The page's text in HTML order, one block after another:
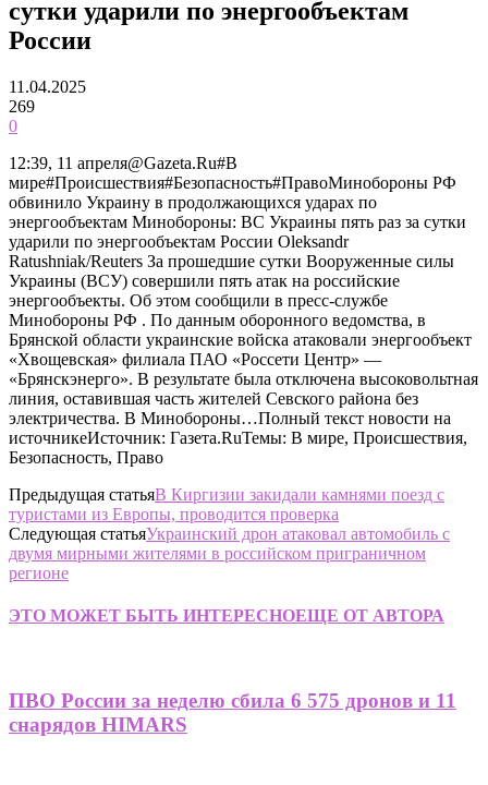
сутки ударили по энергообъектам
России
11.04.2025
269
0
12:39, 11 апреля@Gazeta.Ru#В
мире#Происшествия#Безопасность#ПравоМинобороны РФ
обвинило Украину в продолжающихся ударах по
энергообъектам Минобороны: ВС Украины пять раз за сутки
ударили по энергообъектам России Oleksandr
Ratushniak/Reuters За прошедшие сутки Вооруженные силы
Украины (ВСУ) совершили пять атак на российские
энергообъекты. Об этом сообщили в пресс-службе
Минобороны РФ . По данным оборонного ведомства, в
Брянской области украинские войска атаковали энергообъект
«Хвощевская» филиала ПАО «Россети Центр» —
«Брянскэнерго». В результате была отключена высоковольтная
линия, оставившая часть жителей Севского района без
электричества. В Минобороны…Полный текст новости на
источникеИсточник: Газета.RuТемы: В мире, Происшествия,
Безопасность, Право
Предыдущая статьяВ Киргизии закидали камнями поезд с
туристами из Европы, проводится проверка
Следующая статьяУкраинский дрон атаковал автомобиль с
двумя мирными жителями в российском приграничном
регионе
ЭТО МОЖЕТ БЫТЬ ИНТЕРЕСНОЕЩЕ ОТ АВТОРА
ПВО России за неделю сбила 6 575 дронов и 11
снарядов HIMARS